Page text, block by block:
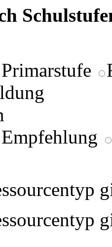
Primarstufe
Empfehlung